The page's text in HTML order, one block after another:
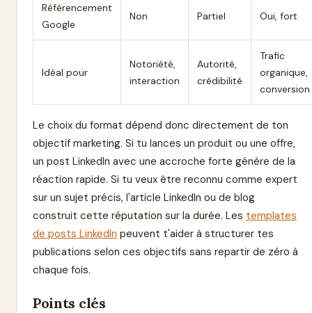
Référencement
Google
Non Partiel Oui, fort
Idéal pour
Notoriété,
interaction
Autorité,
crédibilité
Trafic
organique,
conversion
Le choix du format dépend donc directement de ton
objectif marketing. Si tu lances un produit ou une offre,
un post LinkedIn avec une accroche forte génère de la
réaction rapide. Si tu veux être reconnu comme expert
sur un sujet précis, l'article LinkedIn ou de blog
construit cette réputation sur la durée. Les templates
de posts LinkedIn peuvent t'aider à structurer tes
publications selon ces objectifs sans repartir de zéro à
chaque fois.
Points clés